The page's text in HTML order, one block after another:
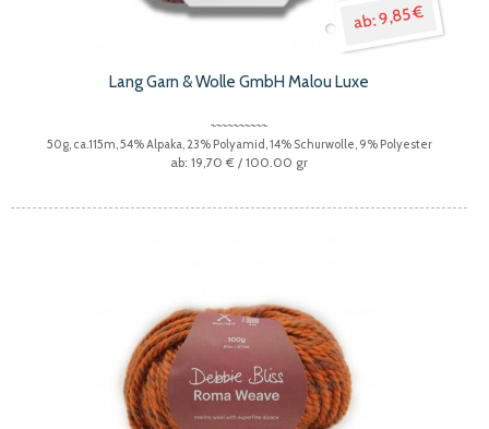
9,85 €
Lang Garn & Wolle GmbH Malou Luxe
50g, ca.115m, 54% Alpaka, 23% Polyamid, 14% Schurwolle, 9% Polyester
19,70 € / 100.00 gr